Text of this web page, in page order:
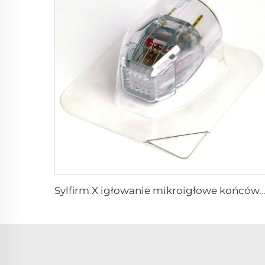
Sylfirm X igłowanie mikroigłowe końcówka rf sylfirm x XE-25 kaseton od firmy Viol